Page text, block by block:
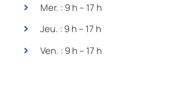
Mer. : 9 h – 17 h
Jeu. : 9 h – 17 h
Ven. : 9 h – 17 h